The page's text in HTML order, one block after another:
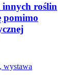
roślin
pomimo